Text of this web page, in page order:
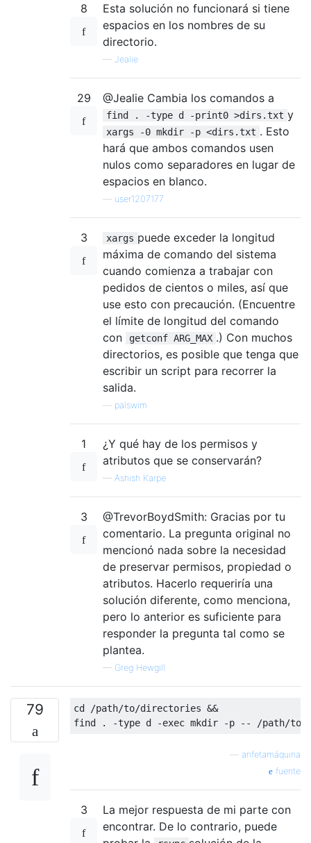
8
Esta solución no funcionará si tiene
espacios en los nombres de su
directorio.
— Jealie
29 @Jealie Cambia los comandos a
find . -type d -print0 >dirs.txt y
xargs -0 mkdir -p <dirs.txt . Esto
hará que ambos comandos usen
nulos como separadores en lugar de
espacios en blanco.
user1207177
3 xargs puede exceder la longitud
máxima de comando del sistema
cuando comienza a trabajar con
pedidos de cientos o miles, así que
use esto con precaución. (Encuentre
el límite de longitud del comando
con
getconf ARG_MAX .) Con muchos
directorios, es posible que tenga que
escribir un script para recorrer la
salida.
palswim
1
¿Y qué hay de los permisos y
atributos que se conservarán?
— Ashish Karpe
3
@TrevorBoydSmith: Gracias por tu
comentario. La pregunta original no
mencionó nada sobre la necesidad
de preservar permisos, propiedad o
atributos. Hacerlo requeriría una
solución diferente, como menciona,
pero lo anterior es suficiente para
responder la pregunta tal como se
plantea.
— Greg Hewgill
79 cd /path/to/directories &&
anfetamáquina
fuente
3
La mejor respuesta de mi parte con
encontrar. De lo contrario, puede